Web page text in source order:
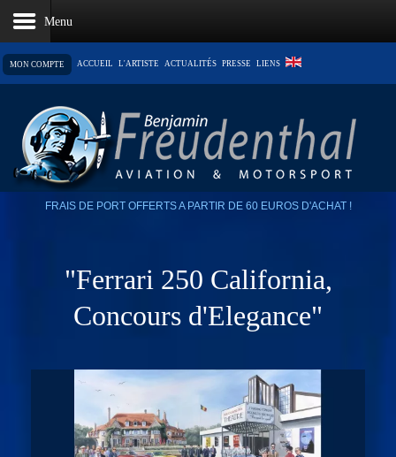
MON COMPTE ACCUEIL L'ARTISTE ACTUALITÉS PRESSE LIENS
FRAIS DE PORT OFFERTS A PARTIR DE 60 EUROS D'ACHAT !
"Ferrari 250 California,
Concours d'Elegance"